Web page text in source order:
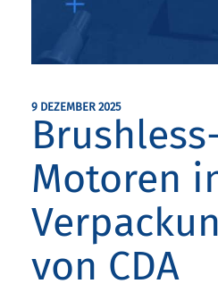
9 DEZEMBER 2025
Motoren
von CDA